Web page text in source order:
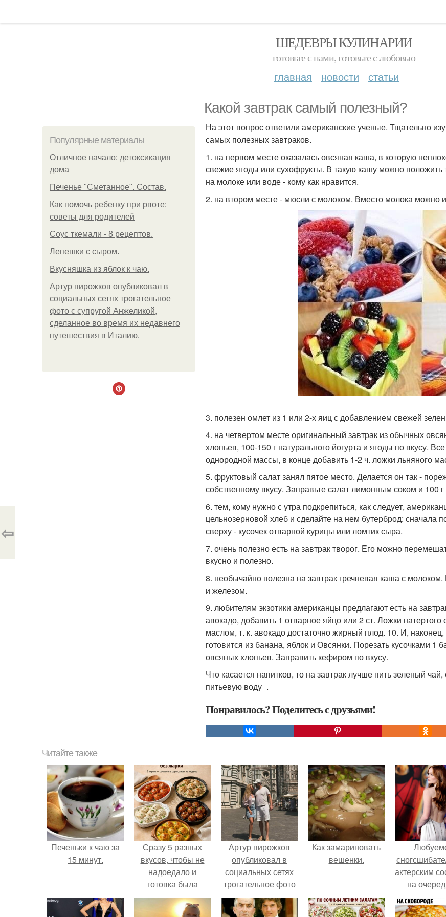
ШЕДЕВРЫ КУЛИНАРИИ
готовьте с нами, готовьте с любовью
главная новости статьи
Какой завтрак самый полезный?
Популярные материалы
Отличное начало: детоксикация
дома
Печенье "Сметанное". Состав.
Как помочь ребенку при рвоте:
советы для родителей
Соус ткемали - 8 рецептов.
Лепешки с сыром.
Вкусняшка из яблок к чаю.
Артур пирожков опубликовал в
социальных сетях трогательное
фото с супругой Анжеликой,
сделанное во время их недавнего
путешествия в Италию.
На этот вопрос ответили американские ученые. Тщательно
самых полезных завтраков.
1. на первом месте оказалась овсяная каша, в которую
свежие ягоды или сухофрукты. В такую кашу можно
на молоке или воде - кому как нравится.
2. на втором месте - мюсли с молоком. Вместо молока можно
3. полезен омлет из 1 или 2-х яиц с добавлением свежей
4. на четвертом месте оригинальный завтрак из обычных
хлопьев, 100-150 г натурального йогурта и ягоды по вкусу.
однородной массы, в конце добавить 1-2 ч. ложки льняного
5. фруктовый салат занял пятое место. Делается он так -
собственному вкусу. Заправьте салат лимонным соком и 100 г
6. тем, кому нужно с утра подкрепиться, как следует,
цельнозерновой хлеб и сделайте на нем бутерброд: сначала
сверху - кусочек отварной курицы или ломтик сыра.
7. очень полезно есть на завтрак творог. Его можно
вкусно и полезно.
8. необычайно полезна на завтрак гречневая каша с
и железом.
9. любителям экзотики американцы предлагают есть на
авокадо, добавить 1 отварное яйцо или 2 ст. Ложки
маслом, т. к. авокадо достаточно жирный плод. 10. И,
готовится из банана, яблок и Овсянки. Порезать кусочками 1
овсяных хлопьев. Заправить кефиром по вкусу.
Что касается напитков, то на завтрак лучше пить зеленый
питьевую воду_.
Понравилось? Поделитесь с друзьями!
⇦
Читайте также
Печеньки к чаю за
15 минут.
Сразу 5 разных
вкусов, чтобы не
надоедало и
готовка была
проще.
Артур пирожков
опубликовал в
социальных сетях
трогательное фото
с супругой
Анжеликой,
Как замариновать
вешенки.
актерским
на
премьере
человека -